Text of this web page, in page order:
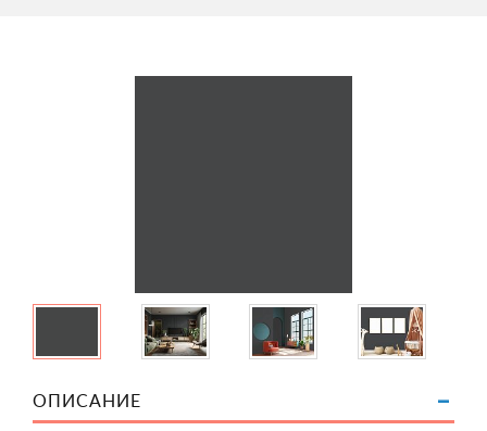
ОПИСАНИЕ